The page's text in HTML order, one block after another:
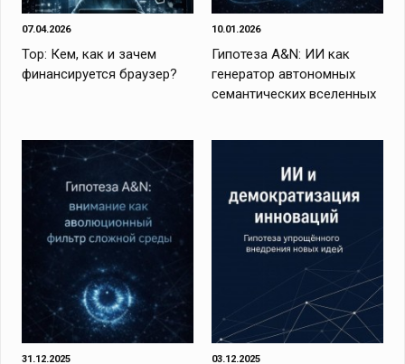
07.04.2026
Тор: Кем, как и зачем
финансируется браузер?
10.01.2026
Гипотеза A&N: ИИ как
генератор автономных
семантических вселенных
31.12.2025 03.12.2025